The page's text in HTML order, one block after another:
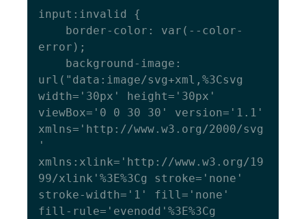
input:invalid {
error);
url("data:image/svg+xml,%3Csvg
width='30px' height='30px'
viewBox='0 0 30 30' version='1.1'
xmlns='http://www.w3.org/2000/svg
'
xmlns:xlink='http://www.w3.org/19
99/xlink'%3E%3Cg stroke='none'
stroke-width='1' fill='none'
fill-rule='evenodd'%3E%3Cg